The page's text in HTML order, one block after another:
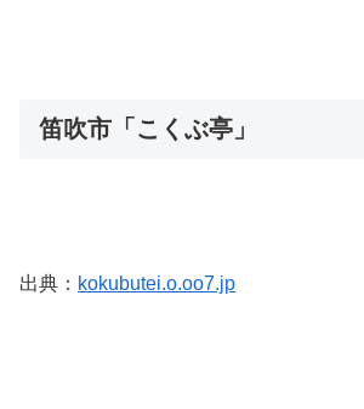
笛吹市「こくぶ亭」
出典： kokubutei.o.oo7.jp